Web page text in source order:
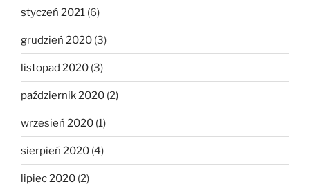
styczeń 2021 (6)
grudzień 2020 (3)
listopad 2020 (3)
październik 2020 (2)
wrzesień 2020 (1)
sierpień 2020 (4)
lipiec 2020 (2)